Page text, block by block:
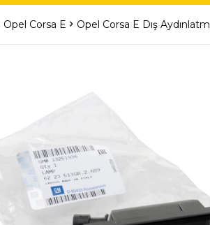
Opel Corsa E Opel Corsa E Dış